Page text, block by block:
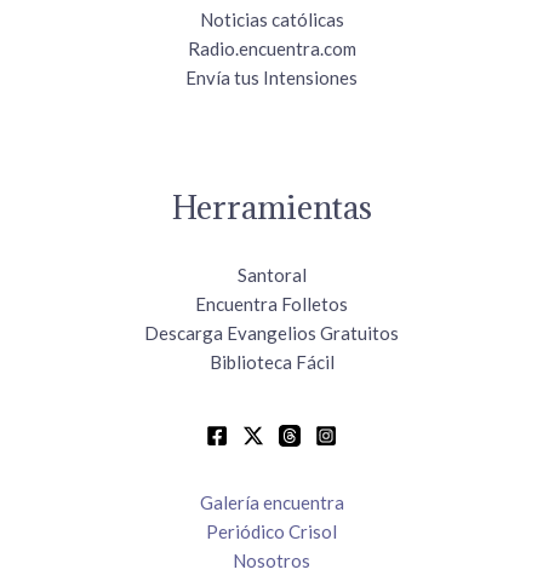
Noticias católicas
Radio.encuentra.com
Envía tus Intensiones
Herramientas
Santoral
Encuentra Folletos
Descarga Evangelios Gratuitos
Biblioteca Fácil
Galería encuentra
Periódico Crisol
Nosotros